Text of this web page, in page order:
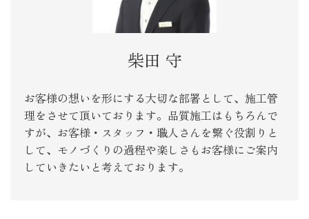
柴田 守
お客様の想いを形にする大切な部署として、施工管
理をさせて頂いております。品質施工はもちろんで
すが、お客様・スタッフ・職人さんを繋ぐ役割りと
して、モノづくりの過程や楽しさもお客様にご案内
していきたいと考えております。